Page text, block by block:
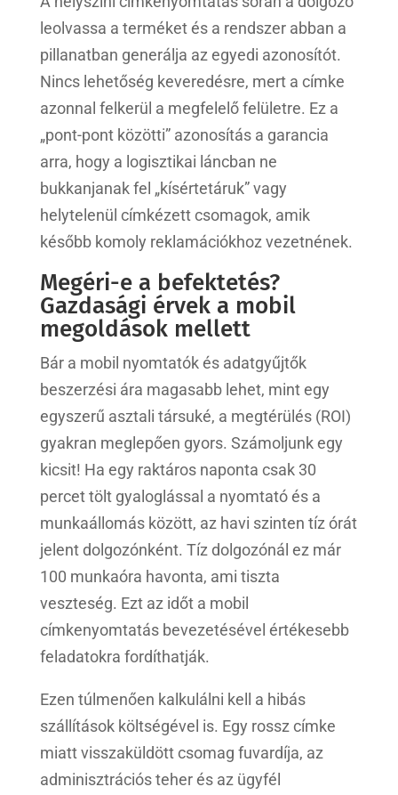
leolvassa a terméket és a rendszer abban a
pillanatban generálja az egyedi azonosítót.
Nincs lehetőség keveredésre, mert a címke
azonnal felkerül a megfelelő felületre. Ez a
„pont-pont közötti” azonosítás a garancia
arra, hogy a logisztikai láncban ne
bukkanjanak fel „kísértetáruk” vagy
helytelenül címkézett csomagok, amik
később komoly reklamációkhoz vezetnének.
Megéri-e a befektetés?
Gazdasági érvek a mobil
megoldások mellett
Bár a mobil nyomtatók és adatgyűjtők
beszerzési ára magasabb lehet, mint egy
egyszerű asztali társuké, a megtérülés (ROI)
gyakran meglepően gyors. Számoljunk egy
kicsit! Ha egy raktáros naponta csak 30
percet tölt gyaloglással a nyomtató és a
munkaállomás között, az havi szinten tíz órát
jelent dolgozónként. Tíz dolgozónál ez már
100 munkaóra havonta, ami tiszta
veszteség. Ezt az időt a mobil
címkenyomtatás bevezetésével értékesebb
feladatokra fordíthatják.
Ezen túlmenően kalkulálni kell a hibás
szállítások költségével is. Egy rossz címke
miatt visszaküldött csomag fuvardíja, az
adminisztrációs teher és az ügyfél